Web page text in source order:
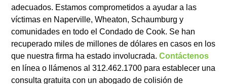
adecuados. Estamos comprometidos a ayudar a las
víctimas en Naperville, Wheaton, Schaumburg y
comunidades en todo el Condado de Cook. Se han
recuperado miles de millones de dólares en casos en los
que nuestra firma ha estado involucrada.Contáctenos
en línea o llámenos al 312.462.1700 para establecer una
consulta gratuita con un abogado de colisión de